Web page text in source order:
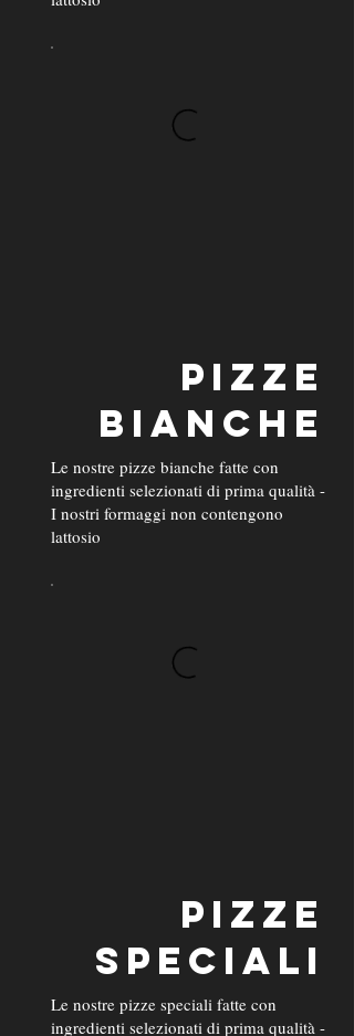
PIZZE
BIANCHE
Le nostre pizze bianche fatte con
ingredienti selezionati di prima qualità -
I nostri formaggi non contengono
lattosio
PIZZE
SPECIALI
Le nostre pizze speciali fatte con
ingredienti selezionati di prima qualità -